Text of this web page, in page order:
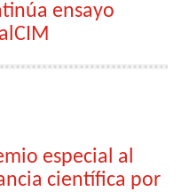
ensayo
especial al
científica por